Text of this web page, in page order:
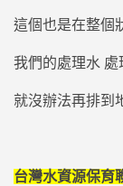
這個也是在整個
我們的處理水 處
就沒辦法再排到
台灣水資源保育